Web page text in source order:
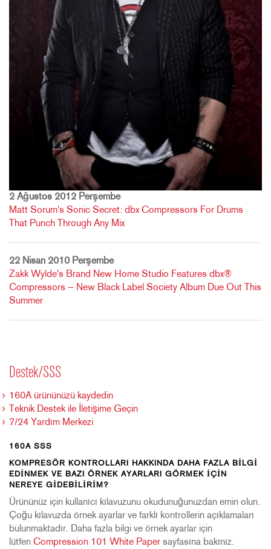
2 Ağustos 2012 Perşembe
Matt Sorum's Sonic Secret: dbx Compressors For Drums
That Punch Through Any Mix
22 Nisan 2010 Perşembe
Zakk Wylde's Brand New Home Studio Features dbx®
Compressors — New Black Label Society Album Due Out This
Summer
Destek/SSS
160A ürününüzü kaydedin
Teknik Destek ile İletişime Geçin
7/24 Yardım Merkezi
160A SSS
KOMPRESÖR KONTROLLARI HAKKINDA DAHA FAZLA BILGI
EDINMEK VE BAZI ÖRNEK AYARLARI GÖRMEK IÇIN
NEREYE GIDEBILIRIM?
Ürününüz için kullanıcı kılavuzunu okudunuğunuzdan emin olun.
Çoğu kılavuzda örnek ayarlar ve farklı kontrollerin açıklamaları
bulunmaktadır. Daha fazla bilgi ve örnek ayarlar için
lütfen Compression 101 White Paper sayfasına bakınız.